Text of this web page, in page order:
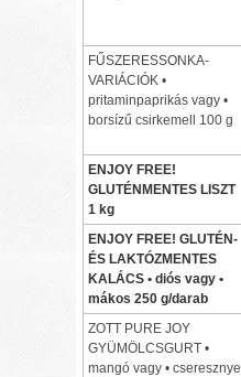
FŰSZERESSONKA-
VARIÁCIÓK •
pritaminpaprikás vagy •
borsízű csirkemell 100 g
ENJOY FREE!
GLUTÉNMENTES LISZT
1 kg
ENJOY FREE! GLUTÉN-
ÉS LAKTÓZMENTES
KALÁCS • diós vagy •
mákos 250 g/darab
ZOTT PURE JOY
GYÜMÖLCSGURT •
mangó vagy • cseresznye